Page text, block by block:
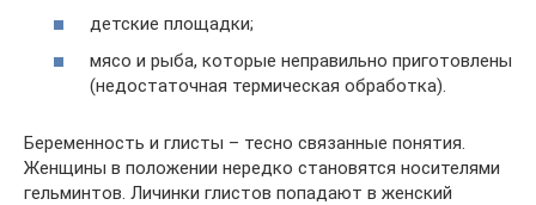
детские площадки;
мясо и рыба, которые неправильно приготовлены
(недостаточная термическая обработка).
Беременность и глисты – тесно связанные понятия.
Женщины в положении нередко становятся носителями
гельминтов. Личинки глистов попадают в женский